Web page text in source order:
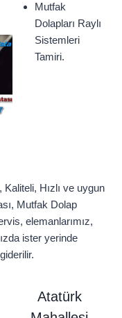
Mutfak
Dolapları Raylı
Sistemleri
Tamiri.
Hızlı ve uygun
Mutfak Dolap
elemanlarımız,
ister yerinde
Atatürk